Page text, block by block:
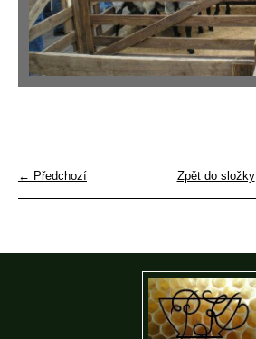
← Předchozí Zpět do složky